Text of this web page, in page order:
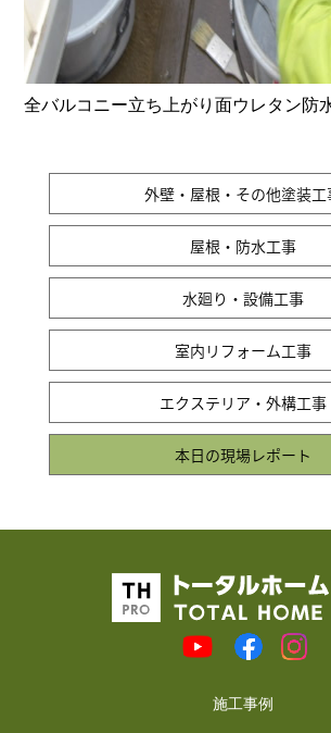
全バルコニー立ち上がり面ウレタン防
外壁・屋根・その他塗装工
屋根・防水工事
水廻り・設備工事
室内リフォーム工事
エクステリア・外構工事
本日の現場レポート
施工事例